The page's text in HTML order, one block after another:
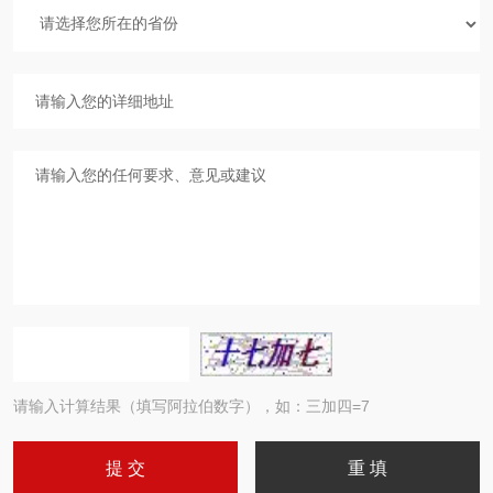
请输入计算结果（填写阿拉伯数字），如：三加四=7